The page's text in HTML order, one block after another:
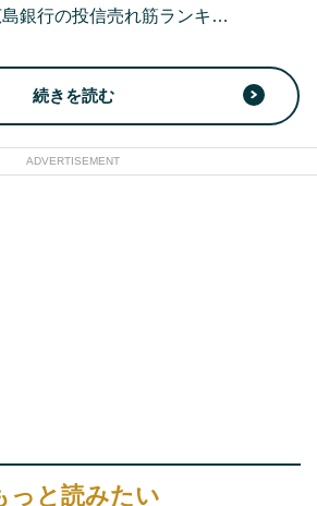
銀行の投信売れ筋ランキ…
続きを読む
ADVERTISEMENT
っと読みたい